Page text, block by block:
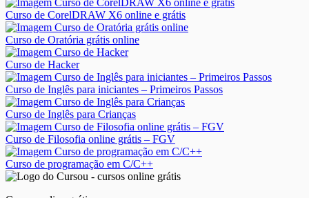
Curso de CorelDRAW X6 online e grátis
Curso de Oratória grátis online
Curso de Hacker
Curso de Inglês para iniciantes – Primeiros Passos
Curso de Inglês para Crianças
Curso de Filosofia online grátis – FGV
Curso de programação em C/C++